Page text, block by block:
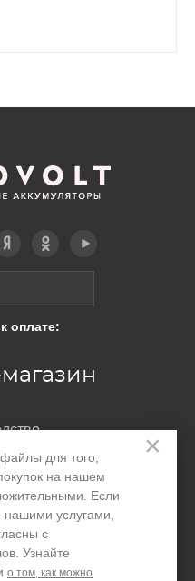
×
для того,
на нашем
Если
нашими услугами,
с
Узнайте
о том, как можно
оплате: